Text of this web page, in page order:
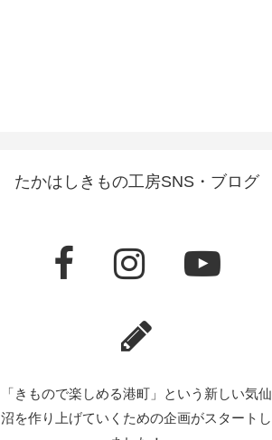
たかはしきもの工房SNS・ブログ
「きもので楽しめる港町」という新しい気仙
沼を作り上げていくための企画がスタートし